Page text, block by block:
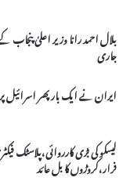
بلال احمد رانا وزیر اعلیٰ
جاری
ایران نے ایک بار پھر اسرائیل
لیسکو کی بڑی کارروائی،پلاسٹک
فرار،کروڑوں کا بل عائد